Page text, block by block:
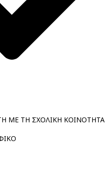
ΜΕ ΤΗ ΣΧΟΛΙΚΗ ΚΟΙΝΟΤΗΤΑ